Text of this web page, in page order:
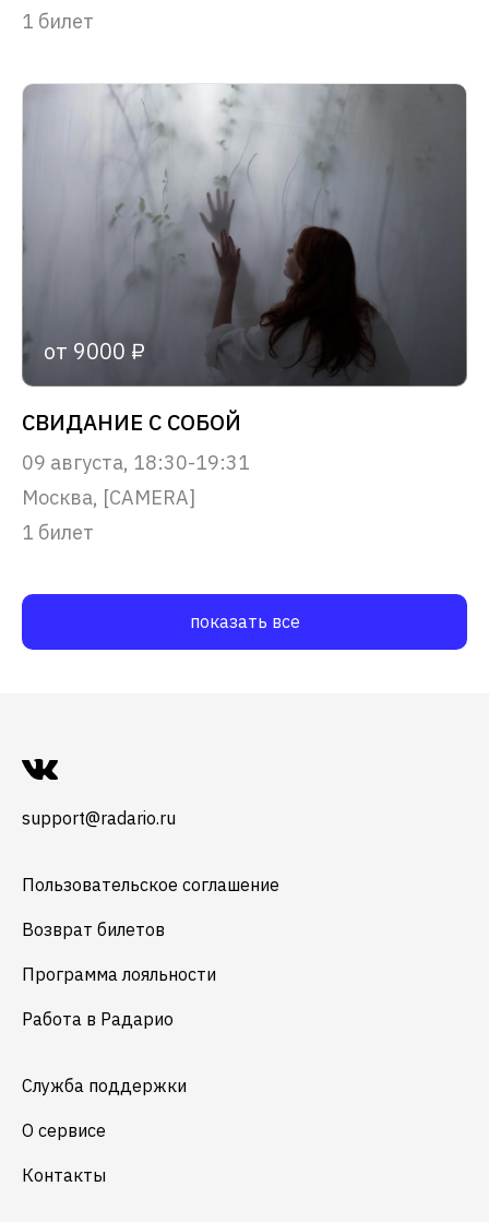
1 билет
от 9000 ₽
СВИДАНИЕ С СОБОЙ
09 августа, 18:30-19:31
Москва, [CAMERA]
1 билет
показать все
support@radario.ru
Пользовательское соглашение
Возврат билетов
Программа лояльности
Работа в Радарио
Служба поддержки
О сервисе
Контакты